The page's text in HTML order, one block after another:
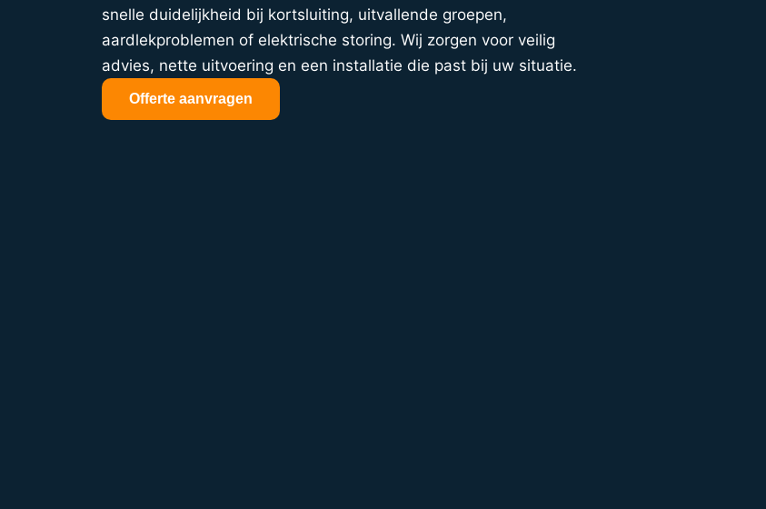
snelle duidelijkheid bij kortsluiting, uitvallende groepen,
aardlekproblemen of elektrische storing. Wij zorgen voor veilig
advies, nette uitvoering en een installatie die past bij uw situatie.
Offerte aanvragen